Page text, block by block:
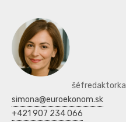
šéfredaktorka
simona@euroekonom.sk
+421 907 234 066